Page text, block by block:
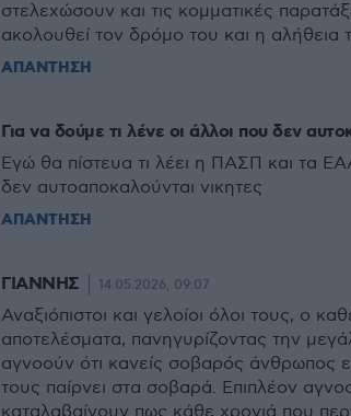
στελεχώσουν και τις κομματικές
ακολουθεί τον δρόμο του και η αλήθεια
ΑΠΑΝΤΗΣΗ
Για να δούμε τι λένε οι άλλοι που δεν
Εγώ θα πίστευα τι λέει η ΠΑΣΠ και τα
δεν αυτοαποκαλούνται νικητες
ΑΠΑΝΤΗΣΗ
ΓΙΑΝΝΗΣ 14.05.2026, 09:07
Αναξιόπιστοι και γελοίοι όλοι τους, ο
αποτελέσματα, πανηγυρίζοντας την
αγνοούν ότι κανείς σοβαρός άνθρωπος
τους παίρνει στα σοβαρά. Επιπλέον